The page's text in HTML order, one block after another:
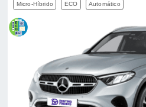
Micro-Híbrido ECO Automático